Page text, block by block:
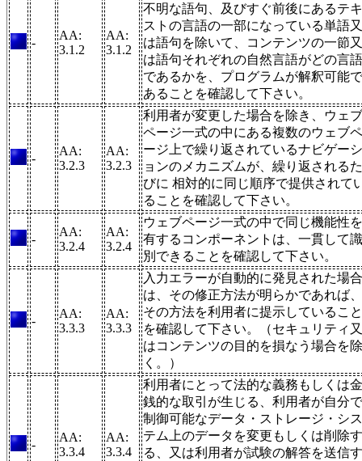
-
AA:
3.1.2
AA:
3.1.2
不明な語句、及びすぐ前後にあるテキ
ストの言語の一部になっている単語又
は語句を除いて、コンテンツの一節又
は語句それぞれの自然言語がどの言語
であるかを、プログラムが解釈可能で
あることを確認して下さい。
-
AA:
3.2.3
AA:
3.2.3
利用者が変更した場合を除き、ウェブ
ページ一式の中にある複数のウェブペ
ージ上で繰り返されているナビゲーシ
ョンのメカニズムが、繰り返されるた
びに 相対的に同じ順序で提供されて
ることを確認して下さい。
-
AA:
3.2.4
AA:
3.2.4
ウェブページ一式の中で同じ機能性を
有するコンポーネントは、一貫して識
別できることを確認して下さい。
-
AA:
3.3.3
AA:
3.3.3
入力エラーが自動的に発見された場合
は、その修正方法が明らかであれば、
その方法を利用者に提示していること
を確認して下さい。（セキュリティ又
はコンテンツの目的を損なう場合を除
く。）
-
AA:
3.3.4
AA:
3.3.4
利用者にとって法的な義務もしくは金
銭的な取引が生じる、利用者が自分で
制御可能なデータ・ストレージ・シス
テム上のデータを変更もしくは削除す
る、又は利用者が試験の解答を送信す